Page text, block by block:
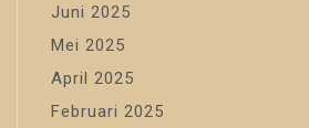
Juni 2025
Mei 2025
April 2025
Februari 2025